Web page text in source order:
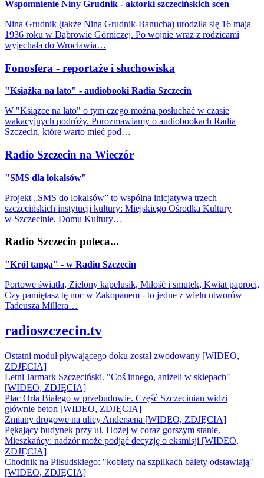
Wspomnienie Niny Grudnik - aktorki szczecińskich scen
Nina Grudnik (także Nina Grudnik-Banucha) urodziła się 16 maja
1936 roku w Dąbrowie Górniczej. Po wojnie wraz z rodzicami
wyjechała do Wrocławia…
Fonosfera - reportaże i słuchowiska
"Książka na lato" - audiobooki Radia Szczecin
W "Książce na lato" o tym czego można posłuchać w czasie
wakacyjnych podróży. Porozmawiamy o audiobookach Radia
Szczecin, które warto mieć pod…
Radio Szczecin na Wieczór
"SMS dla lokalsów"
Projekt „SMS do lokalsów” to wspólna inicjatywa trzech
szczecińskich instytucji kultury: Miejskiego Ośrodka Kultury
w Szczecinie, Domu Kultury…
Radio Szczecin poleca...
"Król tanga" - w Radiu Szczecin
Portowe światła, Zielony kapelusik, Miłość i smutek, Kwiat paproci,
Czy pamiętasz tę noc w Zakopanem - to jedne z wielu utworów
Tadeusza Millera…
radioszczecin.tv
Ostatni moduł pływającego doku został zwodowany [WIDEO,
ZDJĘCIA]
Letni Jarmark Szczeciński. "Coś innego, aniżeli w sklepach"
[WIDEO, ZDJĘCIA]
Plac Orła Białego w przebudowie. Część Szczecinian widzi
głównie beton [WIDEO, ZDJĘCIA]
Zmiany drogowe na ulicy Andersena [WIDEO, ZDJĘCIA]
Pękający budynek przy ul. Hożej w coraz gorszym stanie.
Mieszkańcy: nadzór może podjąć decyzję o eksmisji [WIDEO,
ZDJĘCIA]
Chodnik na Piłsudskiego: "kobiety na szpilkach balety odstawiają"
[WIDEO, ZDJĘCIA]